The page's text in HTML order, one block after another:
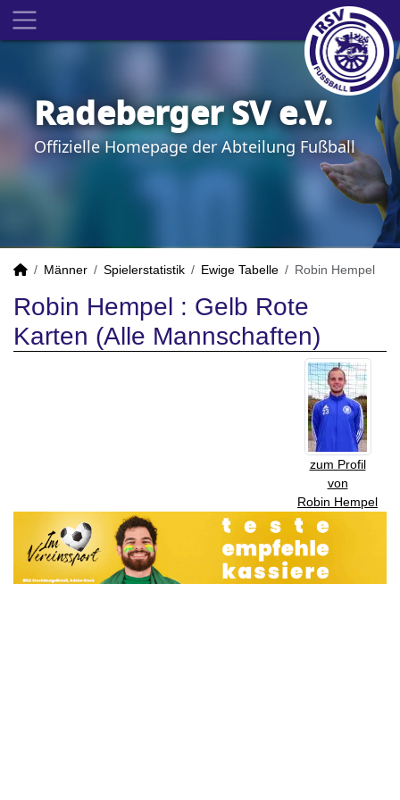
Radeberger SV e.V.
Offizielle Homepage der Abteilung Fußball
Männer Spielerstatistik Ewige Tabelle Robin Hempel
Robin Hempel : Gelb Rote
Karten (Alle Mannschaften)
zum Profil
von
Robin Hempel